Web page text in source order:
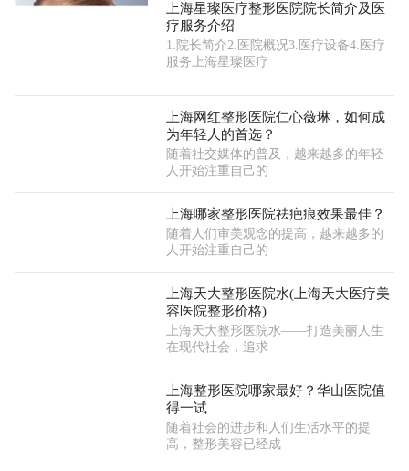
上海星璨医疗整形医院院长简介及医
疗服务介绍
1.院长简介2.医院概况3.医疗设备4.医疗
服务上海星璨医疗
上海网红整形医院仁心薇琳，如何成
为年轻人的首选？
随着社交媒体的普及，越来越多的年轻
人开始注重自己的
上海哪家整形医院祛疤痕效果最佳？
随着人们审美观念的提高，越来越多的
人开始注重自己的
上海天大整形医院水(上海天大医疗美
容医院整形价格)
上海天大整形医院水——打造美丽人生
在现代社会，追求
上海整形医院哪家最好？华山医院值
得一试
随着社会的进步和人们生活水平的提
高，整形美容已经成